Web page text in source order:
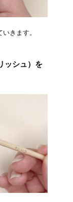
きます。
ッシュ）を